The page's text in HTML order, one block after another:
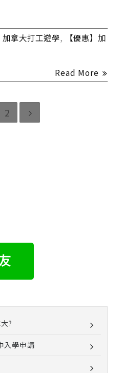
加拿大打工遊學,
【優惠】加
Read More
2
?
入學申請